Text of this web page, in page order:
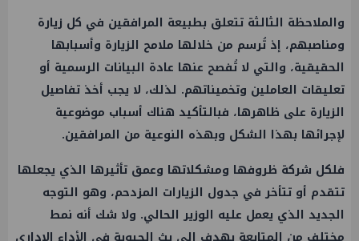
والملاحظة الثالثة تتعلق بطبيعة المرافقين في كل زيارة
ومناصبهم، إذ تُرسم من خلالها ملامح الزيارة وأسبابها
الحقيقية، والتي لا تُفصح عنها عادة البيانات الرسمية أو
تعليقات العاملين وتخميناتهم. لذلك، لا يجب أخذ تفاصيل
الزيارة على ظاهرها، فبالتأكيد هناك أسباب موضوعية
لإجرائها بهذا الشكل وبهذه النوعية من المرافقين.
فلكل شركة ظروفها ومشكلاتها وعمق تأثيرها الذي يجعلها
تتقدم أو تتأخر في جدول الزيارات المزدحم، وهو التوجه
الجديد الذي يعمل عليه الوزير الحالي. ولا شك أنه نمط